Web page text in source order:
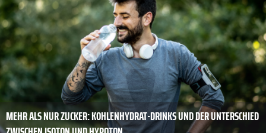
MEHR ALS NUR ZUCKER: KOHLENHYDRAT-DRINKS UND DER UNTERSCHIED